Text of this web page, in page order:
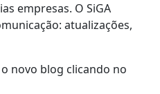
empresas. O SiGA
atualizações,
novo blog clicando no